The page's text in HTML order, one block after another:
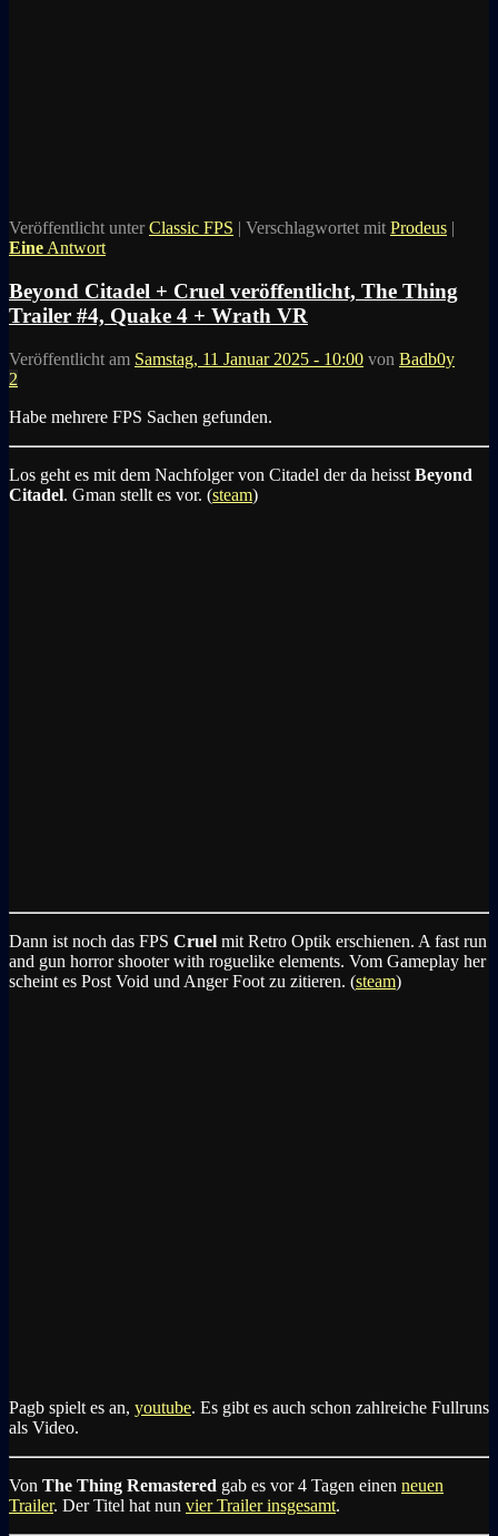
Veröffentlicht unter Classic FPS | Verschlagwortet mit Prodeus |
Eine Antwort
Beyond Citadel + Cruel veröffentlicht, The Thing
Trailer #4, Quake 4 + Wrath VR
Veröffentlicht am Samstag, 11 Januar 2025 - 10:00 von Badb0y
2
Habe mehrere FPS Sachen gefunden.
Los geht es mit dem Nachfolger von Citadel der da heisst Beyond
Citadel. Gman stellt es vor. (steam)
Dann ist noch das FPS Cruel mit Retro Optik erschienen. A fast run
and gun horror shooter with roguelike elements. Vom Gameplay her
scheint es Post Void und Anger Foot zu zitieren. (steam)
Pagb spielt es an, youtube. Es gibt es auch schon zahlreiche Fullruns
als Video.
Von The Thing Remastered gab es vor 4 Tagen einen neuen
Trailer. Der Titel hat nun vier Trailer insgesamt.